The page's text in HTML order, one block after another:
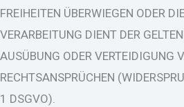
FREIHEITEN ÜBERWIEGEN ODER
VERARBEITUNG DIENT DER
AUSÜBUNG ODER VERTEIDIGUNG
RECHTSANSPRÜCHEN
1 DSGVO).